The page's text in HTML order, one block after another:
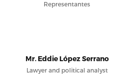
Representantes
Mr. Eddie López Serrano
Lawyer and political analyst